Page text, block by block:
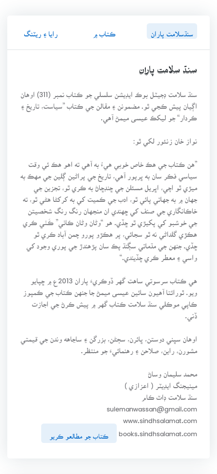
سنڌسلامت پاران ڪتاب ۾ رايا ۽ ريٽنگ
سنڌ سلامت پاران
سنڌ سلامت ڊجيٽل بوڪ ايڊيشن سلسلي جو ڪتاب نمبر (311) اوهان
اڳيان پيش ڪجي ٿو. مضمونن ۽ مقالن جي ڪتاب ”سياست، تاريخ ۽
ڪردار“ جو ليکڪ عيسى ميمڻ آهي.
نواز خان زنئور لکي ٿو:
”هن ڪتاب جي هڪ خاص خوبي هيءُ به آهي ته اهو هڪ ئي وقت
سياسي فڪر سان به ڀرپور آهي، تاريخ جي پراڻين ڳلين جي مهڪ به
ميڙي ٿو اچي، اڀريل مسئلن جي ڇنڊڇاڻ به ڪري ٿو، تجزين جي
جهان ۾ به جهاتي پائي ٿو، ادب جي ڪميت کي به کرکڻا هڻي ٿو، ته
خاڪانگاري جي صنف کي ڇهندي ان منجهان رنگ رنگ شخصيتن
جي خوشبو کي پکيڙي ٿو ڇڏي. هو “وڻان وڻان ڪاٺي” ڪَٺي ڪري
هڪڙي گلداڻي نه ٿو سجائي، پر هڪڙو پورو چمن آباد ڪري ٿو
ڇڏي. جنهن جي مڌماتي سڳنڌ پڪ سان پڙهندڙ جي پوري وجود کي
واسي ۽ معطر ڪري ڇڏيندي.“
هي ڪتاب سرسوتي ساهت گهر ڏوڪريءَ پاران 2013ع ۾ ڇپايو
ويو. ٿورائتا آهيون سائين عيسى ميمڻ جا جنهن ڪتاب جي ڪمپوز
ڪاپي موڪلي سنڌ سلامت ڪتاب گهر ۾ پيش ڪرڻ جي اجازت
ڏني.
اوهان سڀني دوستن، ڀائرن، سڄڻن، بزرگن ۽ ساڃاهه وندن جي قيمتي
مشورن، راين، صلاحن ۽ رهنمائيءَ جو منتظر.
محمد سليمان وساڻ
مينيجنگ ايڊيٽر ( اعزازي )
سنڌ سلامت ڊاٽ ڪام
sulemanwassan@gmail.com
www.sindhsalamat.com
books.sindhsalamat.com
ڪتاب جو مطالعو ڪريو